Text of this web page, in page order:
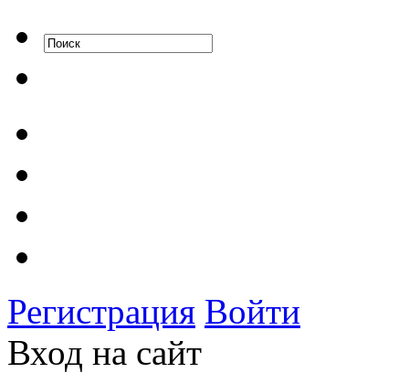
Регистрация Войти
Вход на сайт